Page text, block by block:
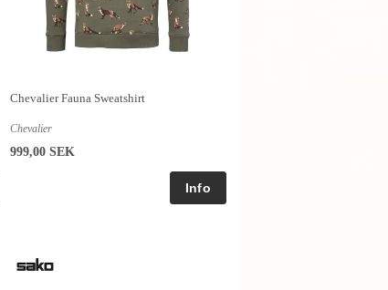
Chevalier Fauna Sweatshirt
Chevalier
999,00 SEK